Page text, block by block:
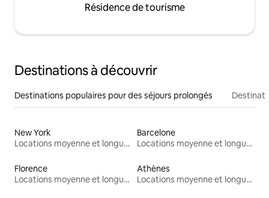
Résidence de tourisme
Destinations à découvrir
Destinations populaires pour des séjours prolongés
New York
Locations moyenne et longue durée
Barcelone
Locations moyenne et longue durée
Florence
Locations moyenne et longue durée
Athènes
Locations moyenne et longue durée